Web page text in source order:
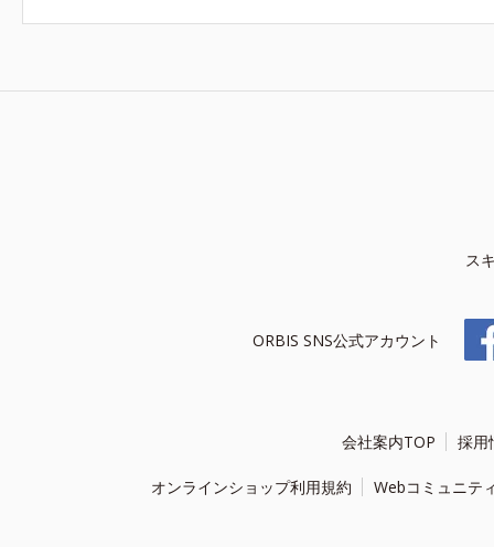
ス
ORBIS SNS公式アカウント
会社案内TOP 採用
オンラインショップ利用規約 Webコミュニテ